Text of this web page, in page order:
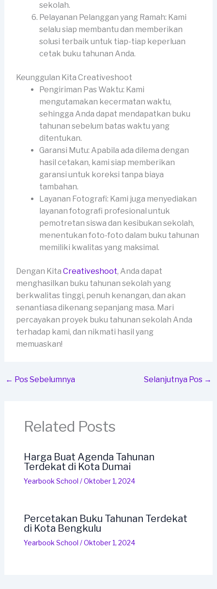
sekolah.
Pelayanan Pelanggan yang Ramah: Kami
selalu siap membantu dan memberikan
solusi terbaik untuk tiap-tiap keperluan
cetak buku tahunan Anda.
Keunggulan Kita Creativeshoot
Pengiriman Pas Waktu: Kami
mengutamakan kecermatan waktu,
sehingga Anda dapat mendapatkan buku
tahunan sebelum batas waktu yang
ditentukan.
Garansi Mutu: Apabila ada dilema dengan
hasil cetakan, kami siap memberikan
garansi untuk koreksi tanpa biaya
tambahan.
Layanan Fotografi: Kami juga menyediakan
layanan fotografi profesional untuk
pemotretan siswa dan kesibukan sekolah,
menentukan foto-foto dalam buku tahunan
memiliki kwalitas yang maksimal.
Dengan Kita Creativeshoot, Anda dapat
menghasilkan buku tahunan sekolah yang
berkwalitas tinggi, penuh kenangan, dan akan
senantiasa dikenang sepanjang masa. Mari
percayakan proyek buku tahunan sekolah Anda
terhadap kami, dan nikmati hasil yang
memuaskan!
← Pos Sebelumnya Selanjutnya Pos →
Related Posts
Harga Buat Agenda Tahunan
Terdekat di Kota Dumai
Yearbook School /Oktober 1, 2024
Percetakan Buku Tahunan Terdekat
di Kota Bengkulu
Yearbook School /Oktober 1, 2024